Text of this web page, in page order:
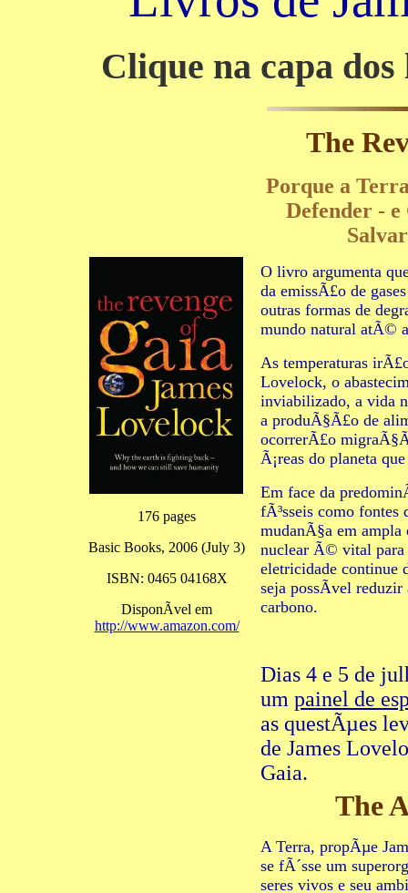
Clique na capa
176 pages
Basic Books, 2006 (July 3)
ISBN: 0465 04168X
DisponÃ­vel em
http://www.amazon.com/
The
Porque a
Defender - e
O livro argumenta
da emissÃ£o de
outras formas de
mundo natural atÃ©
As temperaturas
Lovelock, o
inviabilizado, a vida
a produÃ§Ã£o de
ocorrerÃ£o
Ã¡reas do planeta
Em face da
fÃ³sseis como fontes
mudanÃ§a em
nuclear Ã© vital para
eletricidade continue
seja possÃ­vel reduzir
carbono.
Dias 4 e 5 de
um painel de
as questÃµes
de James
Gaia.
The
A Terra, propÃµe
se fÃ´sse um
seres vivos e seu